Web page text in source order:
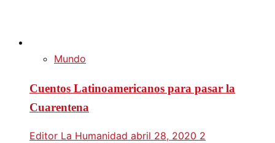
Mundo
Cuentos Latinoamericanos para pasar la
Cuarentena
Editor La Humanidad abril 28, 2020 2